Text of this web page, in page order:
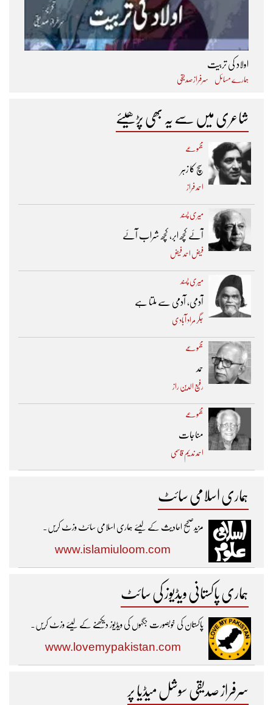
اولاد کی تربیت
ہمارے مسائل سرفراز صدیقی
شاعری میں سے یہ بھی پڑھیئے
مجموعے
سچ کا زہر
احمد فراز
میری پسند
آئے کچھ ابر، کچھ شراب آئے
فیض احمد فیض
میری پسند
آدمی، آدمی سے ملتا ہے
جگر مراد آبادی
مجموعے
حمد
رفیع الدین راز
مجموعے
مناجات
احمد ندیم قاسمی
ہماری اسلامی سائٹ
مزیدصحیح احادیث کے لیئے ہماری اسلامی سائٹ وزٹ کریں۔
www.islamiuloom.com
ہماری پاکستانی ویڈیوز کی سائٹ
پاکستان کی خوبصورت جگہوں کی ویڈیوز دیکھنے کے لیئے وزٹ کریں۔
www.lovemypakistan.com
سرفراز صدیقی سوشل میڈیا پر